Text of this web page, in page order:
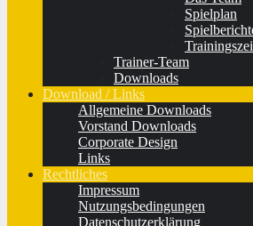
Spielplan
Trainer-Team
Downloads
Download / Links
Allgemeine Downloads
Vorstand Downloads
Corporate Design
Links
Rechtliches
Impressum
Nutzungsbedingungen
Datenschutzerklärung